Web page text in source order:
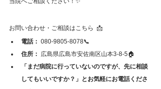
お問い合わせ・ご相談はこちら 📩
電話： 080-9805-8078📞
住所： 広島県広島市安佐南区山本3-8-5🏠
「まだ病院に行っていないのですが、先に相談
してもいいですか？」とお気軽にお電話くださ